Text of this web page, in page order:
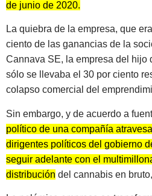
de junio de 2020.
La quiebra de la empresa, que
ciento de las ganancias de la
Cannava SE, la empresa del hijo
sólo se llevaba el 30 por ciento
colapso comercial del
Sin embargo, y de acuerdo a
político de una compañía
dirigentes políticos del gobierno
seguir adelante con el
distribución del cannabis en